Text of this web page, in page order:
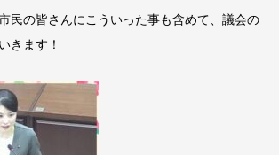
民の皆さんにこういった事も含めて、議会の
きます！